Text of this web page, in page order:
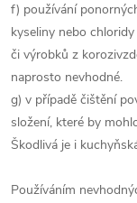
f) používání
kyseliny nebo
či výrobků z
naprosto nevhodné.
g) v případě čištění
složení, které by
Škodlivá je i
Používáním